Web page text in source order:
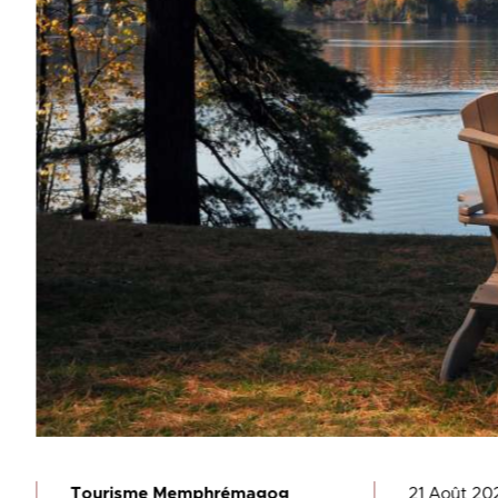
Tourisme Memphrémagog 21 Août